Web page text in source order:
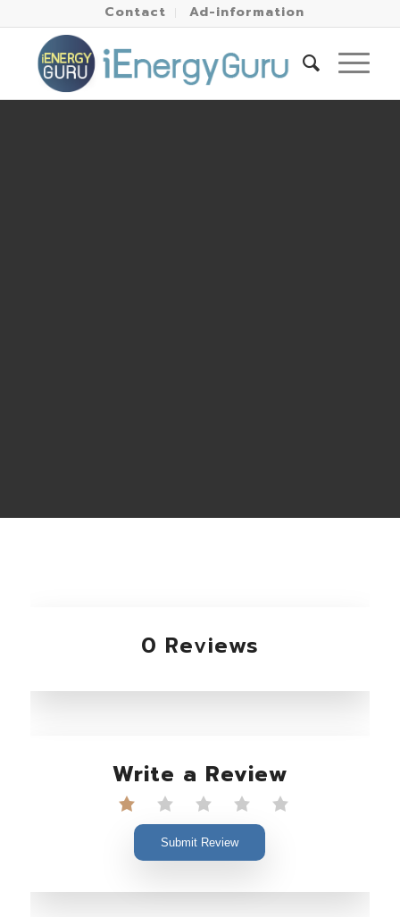
Contact Ad-information
0 Reviews
Write a Review
Submit Review